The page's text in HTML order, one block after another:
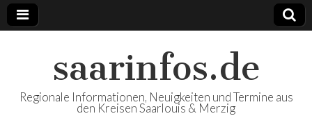
saarinfos.de
Regionale Informationen, Neuigkeiten und Termine aus
den Kreisen Saarlouis & Merzig